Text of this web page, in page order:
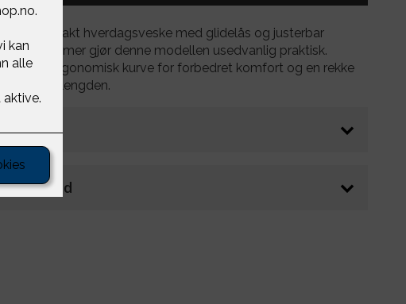
en kompakt hverdagsveske med glidelås og justerbar
innerlommer gjør denne modellen usedvanlig praktisk.
har en ergonomisk kurve for forbedret komfort og en rekke
å justere lengden.